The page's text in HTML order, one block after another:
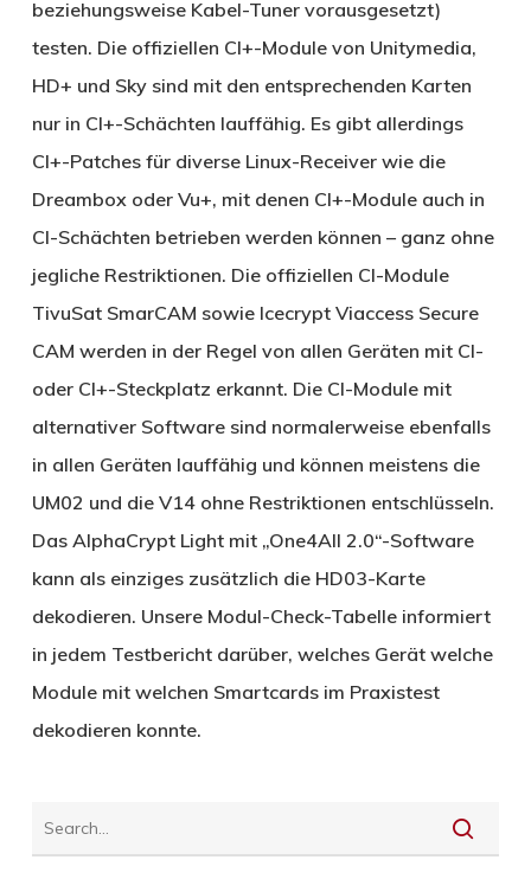
beziehungsweise Kabel-Tuner vorausgesetzt)
testen. Die offiziellen CI+-Module von Unitymedia,
HD+ und Sky sind mit den entsprechenden Karten
nur in CI+-Schächten lauffähig. Es gibt allerdings
CI+-Patches für diverse Linux-Receiver wie die
Dreambox oder Vu+, mit denen CI+-Module auch in
CI-Schächten betrieben werden können – ganz ohne
jegliche Restriktionen. Die offiziellen CI-Module
TivuSat SmarCAM sowie Icecrypt Viaccess Secure
CAM werden in der Regel von allen Geräten mit CI-
oder CI+-Steckplatz erkannt. Die CI-Module mit
alternativer Software sind normalerweise ebenfalls
in allen Geräten lauffähig und können meistens die
UM02 und die V14 ohne Restriktionen entschlüsseln.
Das AlphaCrypt Light mit „One4All 2.0“-Software
kann als einziges zusätzlich die HD03-Karte
dekodieren. Unsere Modul-Check-Tabelle informiert
in jedem Testbericht darüber, welches Gerät welche
Module mit welchen Smartcards im Praxistest
dekodieren konnte.